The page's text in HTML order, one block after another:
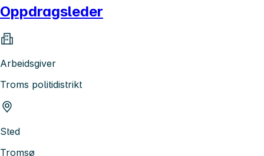
Oppdragsleder
Arbeidsgiver
Troms politidistrikt
Sted
Tromsø